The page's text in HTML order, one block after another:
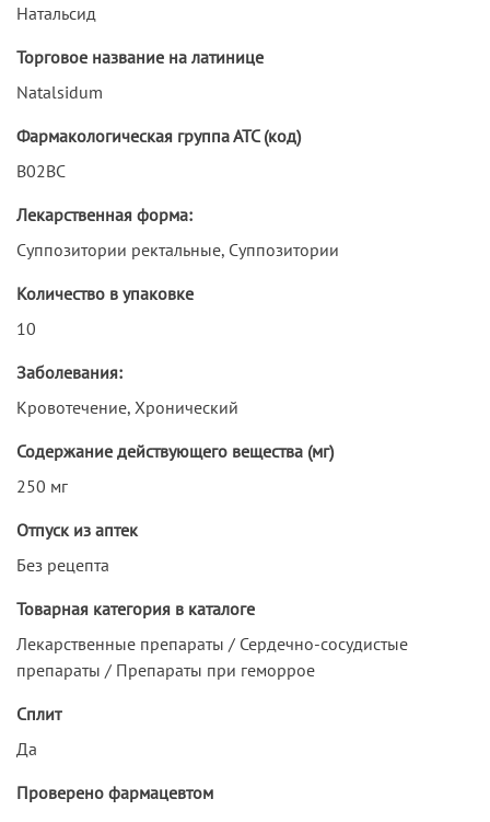
Натальсид
Торговое название на латинице
Natalsidum
Фармакологическая группа АТС (код)
В02ВС
Лекарственная форма:
Суппозитории ректальные, Суппозитории
Количество в упаковке
10
Заболевания:
Кровотечение, Хронический
Содержание действующего вещества (мг)
250 мг
Отпуск из аптек
Без рецепта
Товарная категория в каталоге
Лекарственные препараты / Сердечно-сосудистые
препараты / Препараты при геморрое
Сплит
Да
Проверено фармацевтом